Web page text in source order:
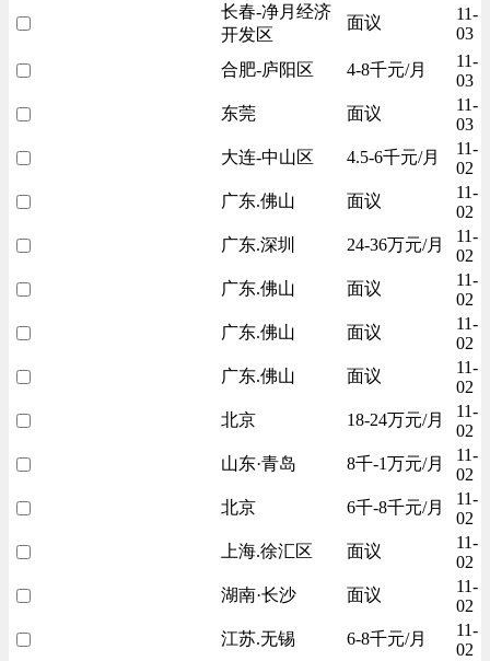
长春-净月经济
开发区
面议
11-
03
合肥-庐阳区
4-8千元/月
11-
03
东莞
面议
11-
03
大连-中山区
4.5-6千元/月
11-
02
广东.佛山
面议
11-
02
广东.深圳
24-36万元/月
11-
02
广东.佛山
面议
11-
02
广东.佛山
面议
11-
02
广东.佛山
面议
11-
02
北京
18-24万元/月
11-
02
山东·青岛
8千-1万元/月
11-
02
北京
6千-8千元/月
11-
02
上海.徐汇区
面议
11-
02
湖南·长沙
面议
11-
02
江苏.无锡
6-8千元/月
11-
02